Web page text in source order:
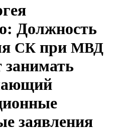
Должность
СК при МВД
занимать
заявления